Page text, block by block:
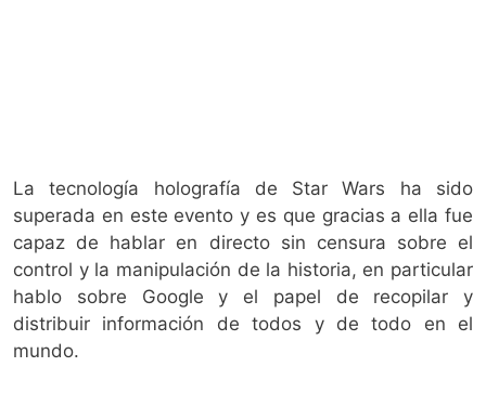
La tecnología holografía de Star Wars ha sido
superada en este evento y es que gracias a ella fue
capaz de hablar en directo sin censura sobre el
control y la manipulación de la historia, en particular
hablo sobre Google y el papel de recopilar y
distribuir información de todos y de todo en el
mundo.